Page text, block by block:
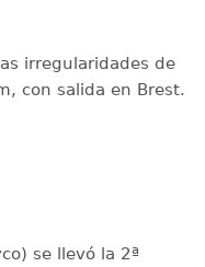
irregularidades de
con salida en Brest.
se llevó la 2ª